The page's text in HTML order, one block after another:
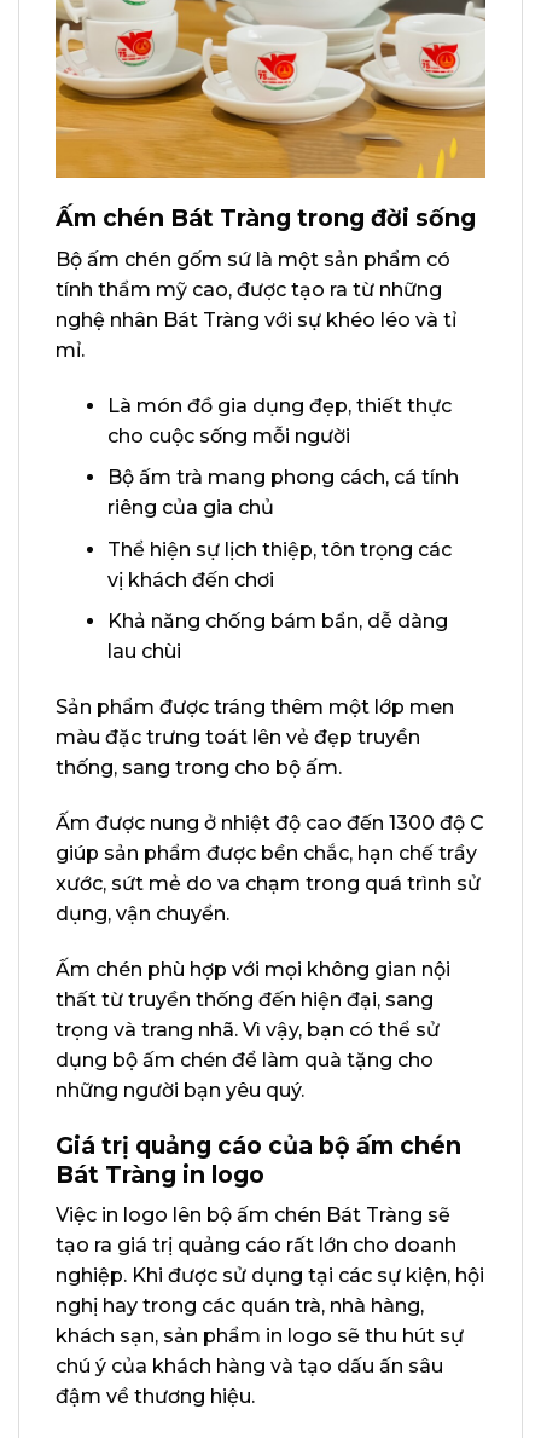
Ấm chén Bát Tràng trong đời sống
Bộ ấm chén gốm sứ là một sản phẩm có
tính thẩm mỹ cao, được tạo ra từ những
nghệ nhân Bát Tràng với sự khéo léo và tỉ
mỉ.
Là món đồ gia dụng đẹp, thiết thực
cho cuộc sống mỗi người
Bộ ấm trà mang phong cách, cá tính
riêng của gia chủ
Thể hiện sự lịch thiệp, tôn trọng các
vị khách đến chơi
Khả năng chống bám bẩn, dễ dàng
lau chùi
Sản phẩm được tráng thêm một lớp men
màu đặc trưng toát lên vẻ đẹp truyền
thống, sang trong cho bộ ấm.
Ấm được nung ở nhiệt độ cao đến 1300 độ C
giúp sản phẩm được bền chắc, hạn chế trầy
xước, sứt mẻ do va chạm trong quá trình sử
dụng, vận chuyển.
Ấm chén phù hợp với mọi không gian nội
thất từ truyền thống đến hiện đại, sang
trọng và trang nhã. Vì vậy, bạn có thể sử
dụng bộ ấm chén để làm quà tặng cho
những người bạn yêu quý.
Giá trị quảng cáo của bộ ấm chén
Bát Tràng in logo
Việc in logo lên bộ ấm chén Bát Tràng sẽ
tạo ra giá trị quảng cáo rất lớn cho doanh
nghiệp. Khi được sử dụng tại các sự kiện, hội
nghị hay trong các quán trà, nhà hàng,
khách sạn, sản phẩm in logo sẽ thu hút sự
chú ý của khách hàng và tạo dấu ấn sâu
đậm về thương hiệu.